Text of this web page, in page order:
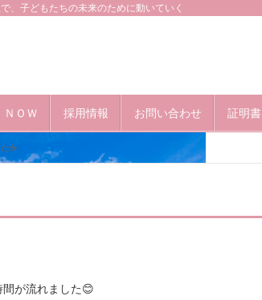
、子どもたちの未来のために動いていく
ＮＯＷ 採用情報 お問い合わせ 証明書
た☕
が流れました😊